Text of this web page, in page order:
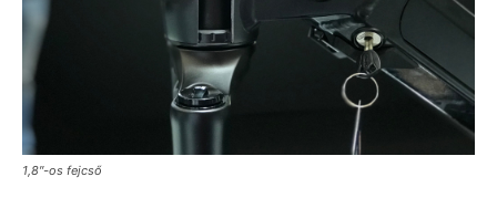
1,8″-os fejcső